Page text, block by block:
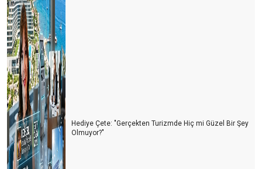
ITB BERLİN TURİZM FUARI’NIN ARDINDAN
Turizmi yük görüyorlar
Sharm El Sheik Belek’e rakip olabilir mi?
Antalya’da hayat pahalılığı yabancıları da panikletmeye başladı
Turizm nasıl gidiyor? İyi mi? Kötü mü?
Antalya turist sayısında rekorlar kırıyor ama lüks oteller neden
boş?
Antalya oldu Dolaristan
Hediye Çete: "Gerçekten Turizmde Hiç mi Güzel Bir Şey
Olmuyor?"